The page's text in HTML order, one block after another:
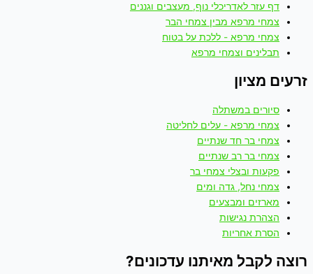
דף עזר לאדריכלי נוף, מעצבים וגננים
צמחי מרפא מבין צמחי הבר
צמחי מרפא - ללכת על בטוח
תבלינים וצמחי מרפא
זרעים מציון
סיורים במשתלה
צמחי מרפא - עלים לחליטה
צמחי בר חד שנתיים
צמחי בר רב שנתיים
פקעות ובצלי צמחי בר
צמחי נחל, גדה ומים
מארזים ומבצעים
הצהרת נגישות
הסרת אחריות
רוצה לקבל מאיתנו עדכונים?